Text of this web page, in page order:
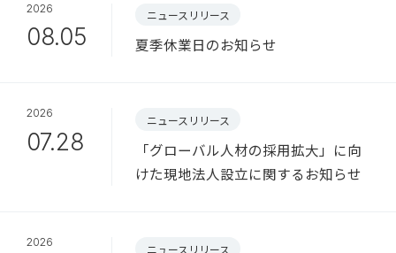
2026
08.05
ニュースリリース
夏季休業日のお知らせ
2026
07.28
ニュースリリース
「グローバル人材の採用拡大」に向
けた現地法人設立に関するお知らせ
2026 ニュースリリース